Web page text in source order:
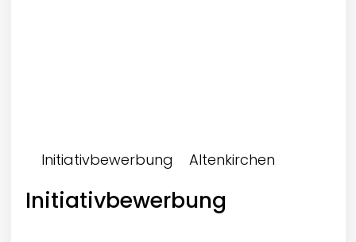
Initiativbewerbung Altenkirchen
Initiativbewerbung